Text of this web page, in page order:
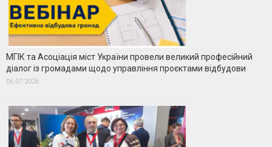
МГІК та Асоціація міст України провели великий професійний
діалог із громадами щодо управління проєктами відбудови
06.07.2026